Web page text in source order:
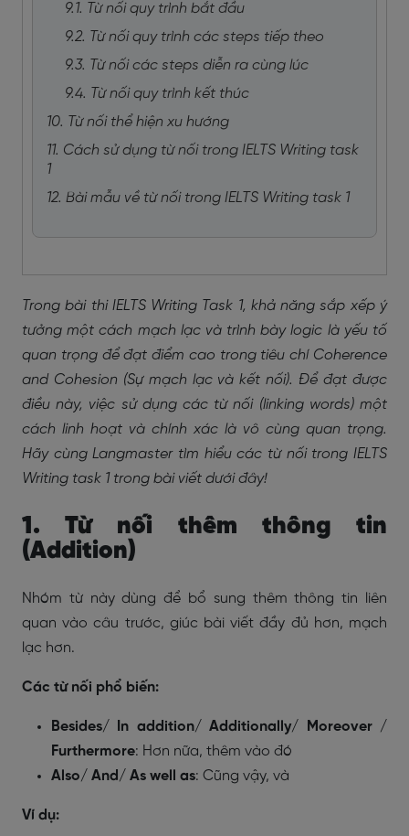
9.1. Từ nối quy trình bắt đầu
9.2. Từ nối quy trình các steps tiếp theo
9.3. Từ nối các steps diễn ra cùng lúc
9.4. Từ nối quy trình kết thúc
10. Từ nối thể hiện xu hướng
11. Cách sử dụng từ nối trong IELTS Writing task
1
12. Bài mẫu về từ nối trong IELTS Writing task 1
Trong bài thi IELTS Writing Task 1, khả năng sắp xếp ý
tưởng một cách mạch lạc và trình bày logic là yếu tố
quan trọng để đạt điểm cao trong tiêu chí Coherence
and Cohesion (Sự mạch lạc và kết nối). Để đạt được
điều này, việc sử dụng các từ nối (linking words) một
cách linh hoạt và chính xác là vô cùng quan trọng.
Hãy cùng Langmaster tìm hiểu các từ nối trong IELTS
Writing task 1 trong bài viết dưới đây!
1. Từ nối thêm thông tin
(Addition)
Nhóm từ này dùng để bổ sung thêm thông tin liên
quan vào câu trước, giúc bài viết đầy đủ hơn, mạch
lạc hơn.
Các từ nối phổ biến:
Besides/ In addition/ Additionally/ Moreover /
Furthermore: Hơn nữa, thêm vào đó
Also/ And/ As well as: Cũng vậy, và
Ví dụ: